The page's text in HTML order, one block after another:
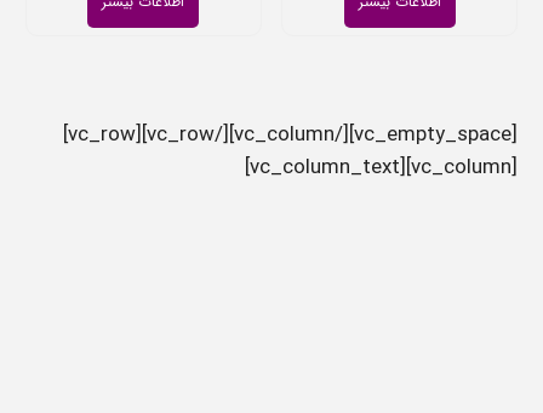
[vc_empty_space][/vc_column][/vc_row][vc_row]
[vc_column][vc_column_text]